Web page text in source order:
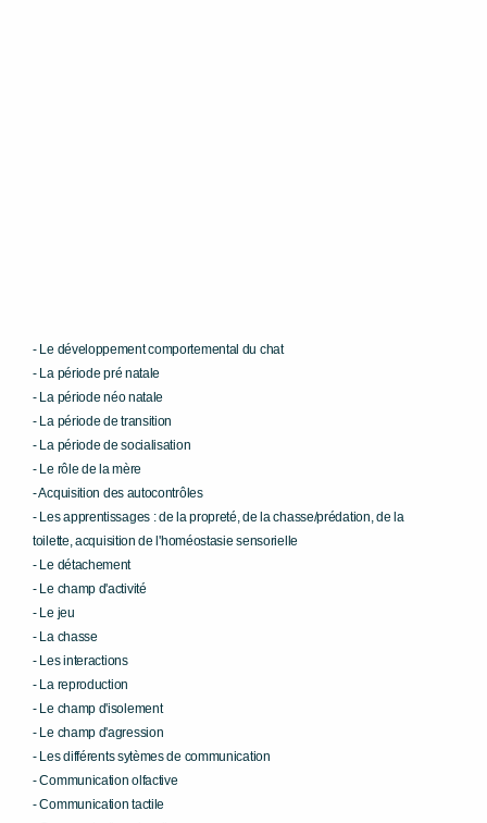
- Le développement comportemental du chat
- La période pré natale
- La période néo natale
- La période de transition
- La période de socialisation
- Le rôle de la mère
- Acquisition des autocontrôles
- Les apprentissages : de la propreté, de la chasse/prédation, de la
toilette, acquisition de l'homéostasie sensorielle
- Le détachement
- Le champ d'activité
- Le jeu
- La chasse
- Les interactions
- La reproduction
- Le champ d'isolement
- Le champ d'agression
- Les différents sytèmes de communication
- Communication olfactive
- Communication tactile